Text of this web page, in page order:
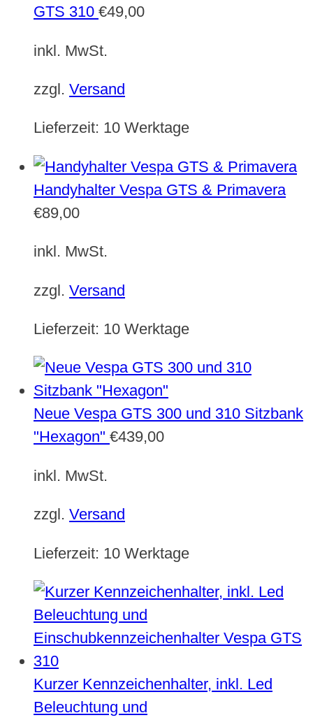
GTS 310 €49,00
inkl. MwSt.
zzgl. Versand
Lieferzeit: 10 Werktage
Handyhalter Vespa GTS & Primavera
€89,00
inkl. MwSt.
zzgl. Versand
Lieferzeit: 10 Werktage
Neue Vespa GTS 300 und 310 Sitzbank
"Hexagon" €439,00
inkl. MwSt.
zzgl. Versand
Lieferzeit: 10 Werktage
Kurzer Kennzeichenhalter, inkl. Led
Beleuchtung und